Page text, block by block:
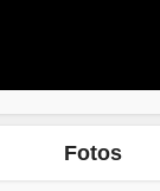
Fotos